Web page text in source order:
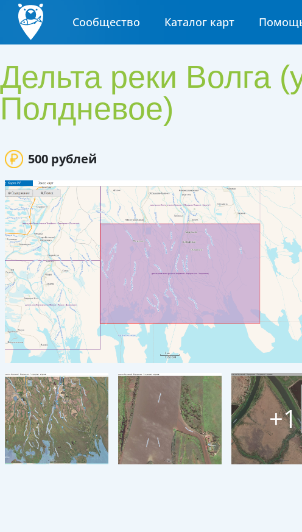
Сообщество Каталог карт
Дельта реки Волга
Полдневое)
500 рублей
+1